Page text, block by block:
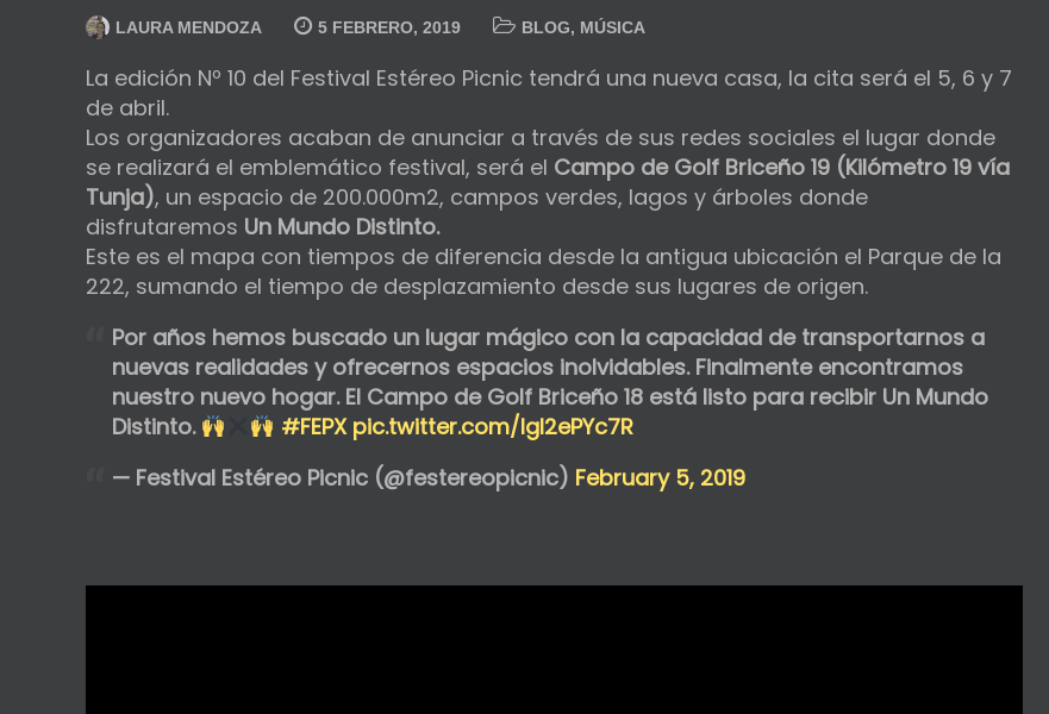
LAURA MENDOZA 5 FEBRERO, 2019 BLOG, MÚSICA
La edición Nº 10 del Festival Estéreo Picnic tendrá una nueva casa, la cita será el 5, 6 y 7
de abril.
Los organizadores acaban de anunciar a través de sus redes sociales el lugar donde
se realizará el emblemático festival, será el Campo de Golf Briceño 19 (Kilómetro 19 vía
Tunja), un espacio de 200.000m2, campos verdes, lagos y árboles donde
disfrutaremos Un Mundo Distinto.
Este es el mapa con tiempos de diferencia desde la antigua ubicación el Parque de la
222, sumando el tiempo de desplazamiento desde sus lugares de origen.
Por años hemos buscado un lugar mágico con la capacidad de transportarnos a
nuevas realidades y ofrecernos espacios inolvidables. Finalmente encontramos
nuestro nuevo hogar. El Campo de Golf Briceño 18 está listo para recibir Un Mundo
Distinto.
#FEPX pic.twitter.com/lgl2ePYc7R
— Festival Estéreo Picnic (@festereopicnic) February 5, 2019